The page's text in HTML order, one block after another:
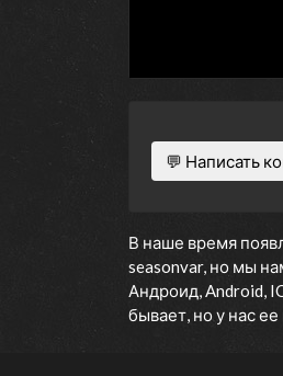
💬 Написать
В наше время
seasonvar, но мы
Андроид, Android,
бывает, но у нас